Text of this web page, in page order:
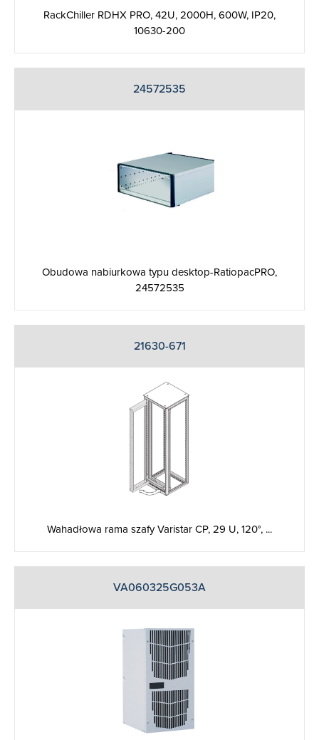
RackChiller RDHX PRO, 42U, 2000H, 600W, IP20,
10630-200
24572535
Obudowa nabiurkowa typu desktop-RatiopacPRO,
24572535
21630-671
Wahadłowa rama szafy Varistar CP, 29 U, 120°, ...
VA060325G053A